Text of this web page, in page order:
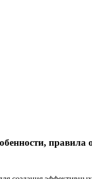
правила